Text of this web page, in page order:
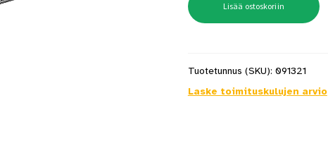
Lisää ostoskoriin
Tuotetunnus (SKU): 091321
Laske toimituskulujen arvio